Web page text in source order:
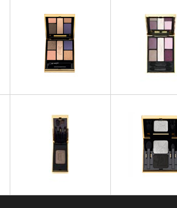
OMBRES À PAUPIÈRES
Couture Palette - 10
Lumières Majorelle
OMBRES À
OMBRES À PAUPIÈRES
Marrakesh Sunset Palette
OMBRES À
Ombres 5